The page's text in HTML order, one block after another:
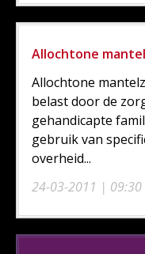
Allochtone
24-03-2011 | 09:30
Allochtone
belast door de
gehandicapte
gebruik van
overheid...